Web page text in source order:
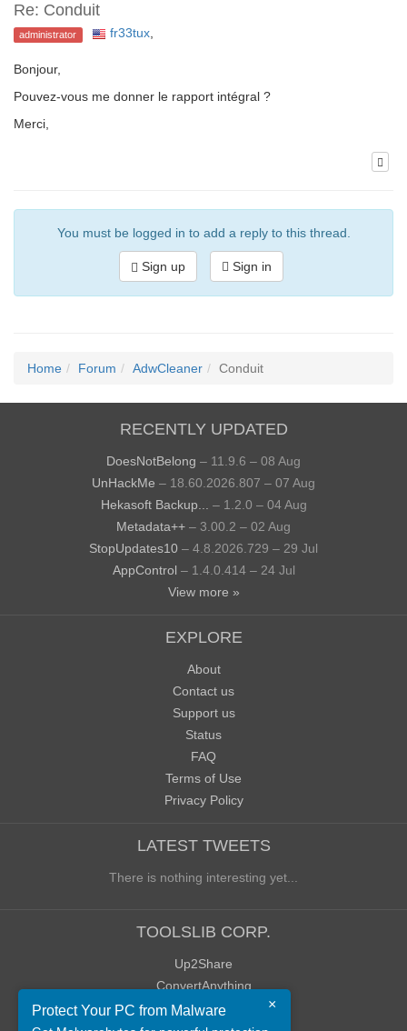
Re: Conduit
administrator fr33tux,
Bonjour,
Pouvez-vous me donner le rapport intégral ?
Merci,
You must be logged in to add a reply to this thread.
Sign up Sign in
Home Forum AdwCleaner Conduit
RECENTLY UPDATED
DoesNotBelong – 11.9.6 – 08 Aug
UnHackMe – 18.60.2026.807 – 07 Aug
Hekasoft Backup...
– 1.2.0 – 04 Aug
Metadata++ – 3.00.2 – 02 Aug
StopUpdates10 – 4.8.2026.729 – 29 Jul
AppControl – 1.4.0.414 – 24 Jul
View more »
EXPLORE
About
Contact us
Support us
Status
FAQ
Terms of Use
Privacy Policy
LATEST TWEETS
There is nothing interesting yet...
TOOLSLIB CORP.
Up2Share
ConvertAnything
WoWClassicUI (WCUI) ×
Protect Your PC from Malware